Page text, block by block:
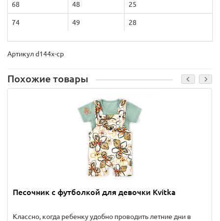
68 48 25
74 49 28
Артикул d144х-ср
Похожие товары
Песочник с футболкой для девочки Kvitka
Классно, когда ребенку удобно проводить летние дни в